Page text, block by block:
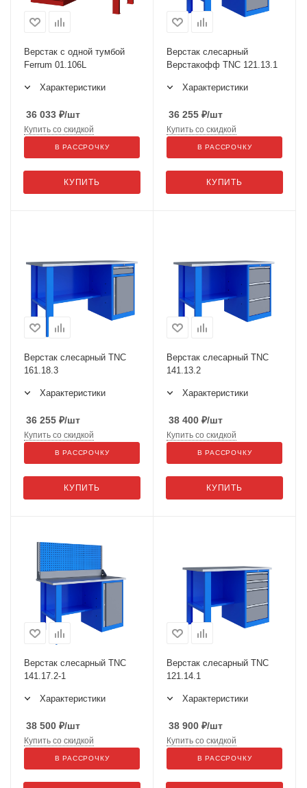
Верстак с одной тумбой
Ferrum 01.106L
Характеристики
36 033 ₽/шт
КУПИТЬ
Купить со скидкой
В РАССРОЧКУ
Верстак слесарный
Верстакофф TNC 121.13.1
Характеристики
36 255 ₽/шт
КУПИТЬ
Купить со скидкой
В РАССРОЧКУ
Верстак слесарный TNC
161.18.3
Характеристики
36 255 ₽/шт
КУПИТЬ
Купить со скидкой
В РАССРОЧКУ
Верстак слесарный TNC
141.13.2
Характеристики
38 400 ₽/шт
КУПИТЬ
Купить со скидкой
В РАССРОЧКУ
Верстак слесарный TNC
141.17.2-1
Характеристики
38 500 ₽/шт
Купить со скидкой
В РАССРОЧКУ
Верстак слесарный TNC
121.14.1
Характеристики
38 900 ₽/шт
Купить со скидкой
В РАССРОЧКУ